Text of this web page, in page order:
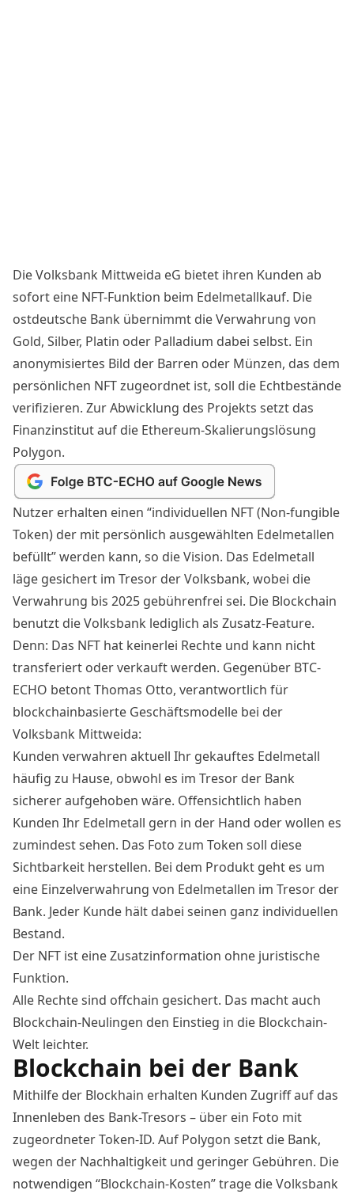
Die Volksbank Mittweida eG bietet ihren Kunden ab
sofort eine NFT-Funktion beim Edelmetallkauf. Die
ostdeutsche Bank übernimmt die Verwahrung von
Gold, Silber, Platin oder Palladium dabei selbst. Ein
anonymisiertes Bild der Barren oder Münzen, das dem
persönlichen NFT zugeordnet ist, soll die Echtbestände
verifizieren. Zur Abwicklung des Projekts setzt das
Finanzinstitut auf die Ethereum-Skalierungslösung
Polygon.
Nutzer erhalten einen “individuellen NFT (Non-fungible
Token) der mit persönlich ausgewählten Edelmetallen
befüllt” werden kann, so die Vision. Das Edelmetall
läge gesichert im Tresor der Volksbank, wobei die
Verwahrung bis 2025 gebührenfrei sei. Die Blockchain
benutzt die Volksbank lediglich als Zusatz-Feature.
Denn: Das NFT hat keinerlei Rechte und kann nicht
transferiert oder verkauft werden. Gegenüber BTC-
ECHO betont Thomas Otto, verantwortlich für
blockchainbasierte Geschäftsmodelle bei der
Volksbank Mittweida:
Kunden verwahren aktuell Ihr gekauftes Edelmetall
häufig zu Hause, obwohl es im Tresor der Bank
sicherer aufgehoben wäre. Offensichtlich haben
Kunden Ihr Edelmetall gern in der Hand oder wollen es
zumindest sehen. Das Foto zum Token soll diese
Sichtbarkeit herstellen. Bei dem Produkt geht es um
eine Einzelverwahrung von Edelmetallen im Tresor der
Bank. Jeder Kunde hält dabei seinen ganz individuellen
Bestand.
Der NFT ist eine Zusatzinformation ohne juristische
Funktion.
Alle Rechte sind offchain gesichert. Das macht auch
Blockchain-Neulingen den Einstieg in die Blockchain-
Welt leichter.
Blockchain bei der Bank
Mithilfe der Blockhain erhalten Kunden Zugriff auf das
Innenleben des Bank-Tresors – über ein Foto mit
zugeordneter Token-ID. Auf Polygon setzt die Bank,
wegen der Nachhaltigkeit und geringer Gebühren. Die
notwendigen “Blockchain-Kosten” trage die Volksbank